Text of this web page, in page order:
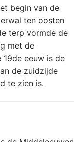
begin van de
ten oosten
terp vormde de
met de
19de eeuw is de
de zuidzijde
te zien is.